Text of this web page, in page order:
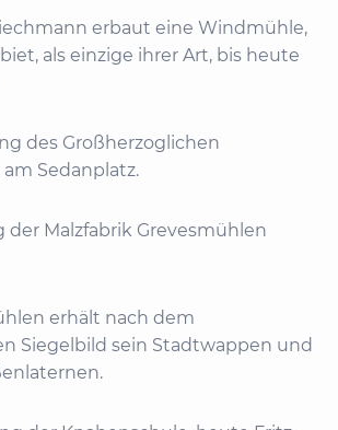
erbaut eine Windmühle,
als einzige ihrer Art, bis heute
des Großherzoglichen
Sedanplatz.
der Malzfabrik Grevesmühlen
erhält nach dem
Siegelbild sein Stadtwappen und